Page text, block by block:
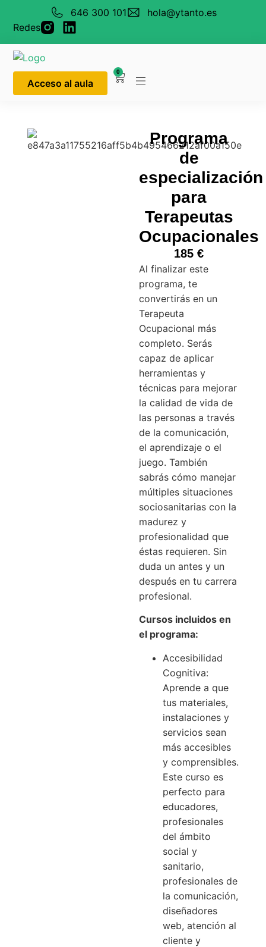
646 300 101
hola@ytanto.es
Redes
Acceso al aula
0
Programa
de
especialización
para
Terapeutas
Ocupacionales
185€
Al finalizar este
programa, te
convertirás en un
Terapeuta
Ocupacional más
completo. Serás
capaz de aplicar
herramientas y
técnicas para mejorar
la calidad de vida de
las personas a través
de la comunicación,
el aprendizaje o el
juego. También
sabrás cómo manejar
múltiples situaciones
sociosanitarias con la
madurez y
profesionalidad que
éstas requieren. Sin
duda un antes y un
después en tu carrera
profesional.
Cursos incluidos en
el programa:
Accesibilidad
Cognitiva:
Aprende a que
tus materiales,
instalaciones y
servicios sean
más accesibles
y comprensibles.
Este curso es
perfecto para
educadores,
profesionales
del ámbito
social y
sanitario,
profesionales de
la comunicación,
diseñadores
web, atención al
cliente y